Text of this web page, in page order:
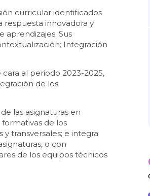
curricular identificados
respuesta innovadora y
aprendizajes. Sus
Integración
al periodo 2023-2025,
de los
las asignaturas en
de los
transversales; e integra
o con
de los equipos técnicos